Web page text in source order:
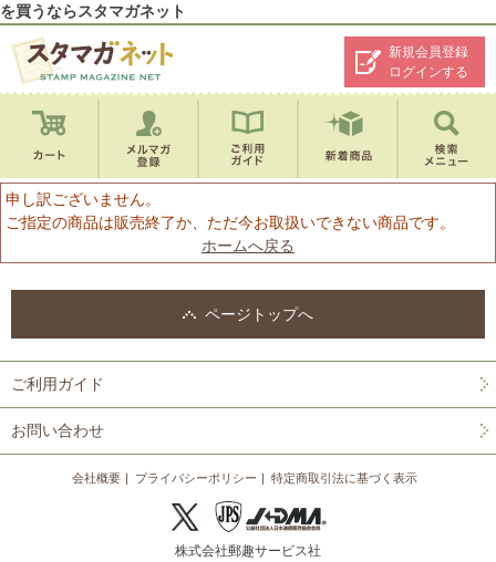
を買うならスタマガネット
新規会員登録
ログインする
申し訳ございません。
ご指定の商品は販売終了か、ただ今お取扱いできない商品です。
ホームへ戻る
ページトップへ
ご利用ガイド
お問い合わせ
会社概要 プライバシーポリシー 特定商取引法に基づく表示
株式会社郵趣サービス社